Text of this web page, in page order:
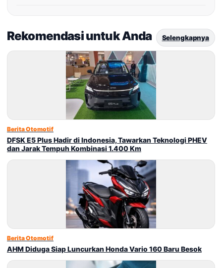
Rekomendasi untuk Anda Selengkapnya
Berita Otomotif
DFSK E5 Plus Hadir di Indonesia, Tawarkan Teknologi PHEV
dan Jarak Tempuh Kombinasi 1.400 Km
Berita Otomotif
AHM Diduga Siap Luncurkan Honda Vario 160 Baru Besok